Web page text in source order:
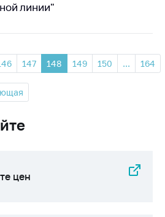
линии"
147 148 149 150 ... 164
цен